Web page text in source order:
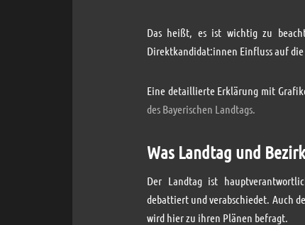
Das heißt, es ist wichtig zu
Direktkandidat:innen Einfluss auf
Eine detaillierte Erklärung mit
des Bayerischen Landtags.
Was Landtag und
Der Landtag ist
debattiert und verabschiedet. Auch
wird hier zu ihren Plänen befragt.